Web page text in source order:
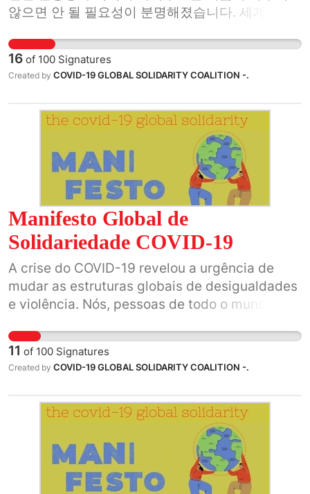
않으면 안 될 필요성이 분명해졌습니다. 세계 속에
회로 맞이하고자 합니다.
16 of 100 Signatures
Created by COVID-19 GLOBAL SOLIDARITY COALITION -.
Manifesto Global de
Solidariedade COVID-19
A crise do COVID-19 revelou a urgência de
mudar as estruturas globais de desigualdades
e violência. Nós, pessoas de todo o mundo,
histórico.
11 of 100 Signatures
Created by COVID-19 GLOBAL SOLIDARITY COALITION -.